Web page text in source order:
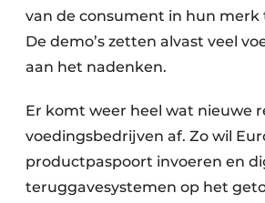
van de consument in hun merk
De demo’s zetten alvast veel
aan het nadenken.
Er komt weer heel wat nieuwe
voedingsbedrijven af. Zo wil
productpaspoort invoeren en
teruggavesystemen op het